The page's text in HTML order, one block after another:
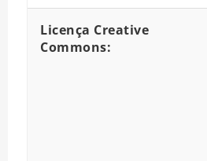
Licença Creative
Commons: